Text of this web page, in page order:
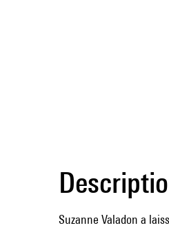
Suzanne Valadon a